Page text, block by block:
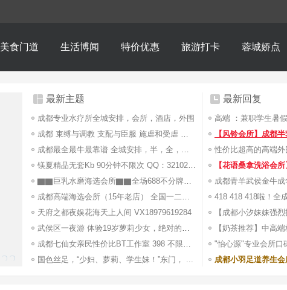
美食门道 生活博闻 特价优惠 旅游打卡 蓉城娇点
最新主题
成都专业水疗所全城安排，会所，酒店，外围
成都 束缚与调教 支配与臣服 施虐和受虐 欢 ...
成都最全最牛最靠谱 全城安排，半，全，外 ...
镁夏精品无套Kb 90分钟不限次 QQ：32102076 ...
▇▇巨乳水磨海选会所▇▇全场688不分牌▇ ...
成都高端海选会所（15年老店） 全国一二线 ...
天府之都夜娱花海天上人间 VX18979619284
武侯区一夜游 体验19岁萝莉少女，绝对的红 ...
成都七仙女亲民性价比BT工作室 398 不限次 ...
国色丝足，“少妇、萝莉、学生妹！”东门， ...
最新回复
【花语桑拿洗浴会
"怡心源"专业会所口